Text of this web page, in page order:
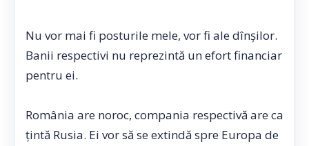
Nu vor mai fi posturile mele, vor fi ale dînşilor.
Banii respectivi nu reprezintă un efort financiar
pentru ei.
România are noroc, compania respectivă are ca
ţintă Rusia. Ei vor să se extindă spre Europa de